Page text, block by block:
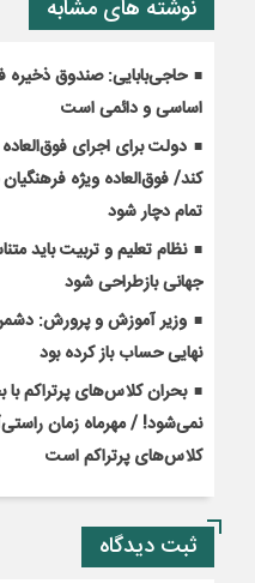
نوشته های مشابه
حاجی‌بابایی: صندوق ذخیره
اساسی و دائمی است
دولت برای اجرای
کند/ فوق‌العاده ویژه
تمام دچار شود
نظام تعلیم و تربیت باید
جهانی بازطراحی شود
وزیر آموزش و پرورش:
نهایی حساب باز کرده بود
بحران کلاس‌های پرتراکم
کلاس‌های پرتراکم است
ثبت دیدگاه